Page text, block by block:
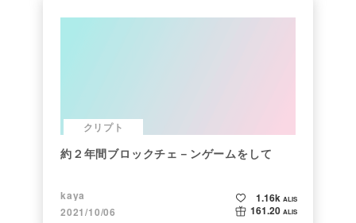
クリプト
約２年間ブロックチェ－ンゲームをして
kaya
2021/10/06
1.16k ALIS
161.20 ALIS